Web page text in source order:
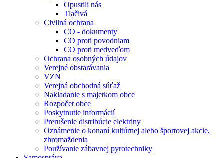
Opustili nás
Tlačivá
Civilná ochrana
CO - dokumenty
CO proti povodniam
CO proti medveďom
Ochrana osobných údajov
Verejné obstarávania
VZN
Verejná obchodná súťaž
Nakladanie s majetkom obce
Rozpočet obce
Poskytnutie informácií
Prerušenie distribúcie elektriny
Oznámenie o konaní kultúrnej alebo športovej akcie,
zhromaždenia
Používanie zábavnej pyrotechniky